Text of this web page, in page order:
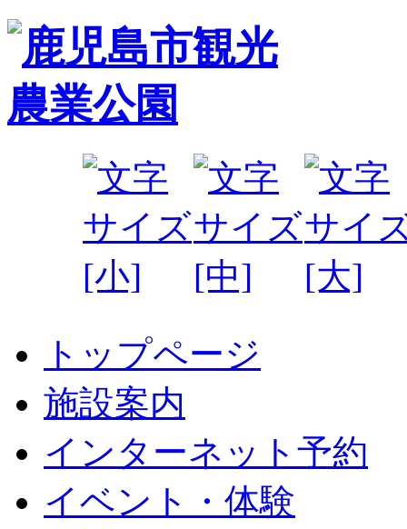
トップページ
施設案内
インターネット予約
イベント・体験